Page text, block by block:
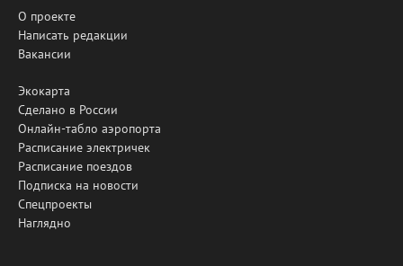
О проекте
Написать редакции
Вакансии
Экокарта
Сделано в России
Онлайн-табло аэропорта
Расписание электричек
Расписание поездов
Подписка на новости
Спецпроекты
Наглядно